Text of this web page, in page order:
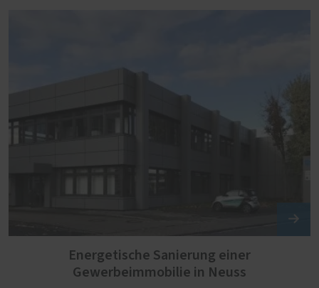
Energetische Sanierung einer
Gewerbeimmobilie in Neuss